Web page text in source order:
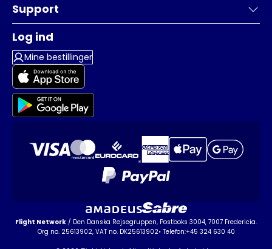
Support
Log ind
Mine bestillinger
Flight Network / Den Danska Rejsegruppen, Postboks 3004, 7007 Fredericia.
Org no. 25613902, VAT no. DK25613902• Telefon:+45 324 630 40